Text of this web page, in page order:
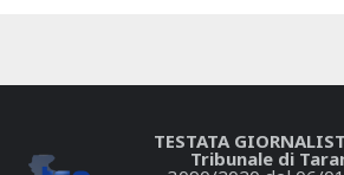
TESTATA
Tribunale di